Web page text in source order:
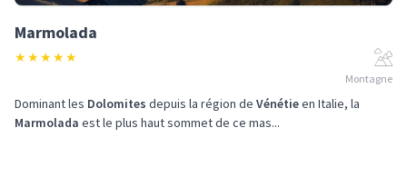
Marmolada
★★★★★
Montagne
Dominant les Dolomites depuis la région de Vénétieen Italie, la
Marmolada est le plus haut sommet de ce mas...